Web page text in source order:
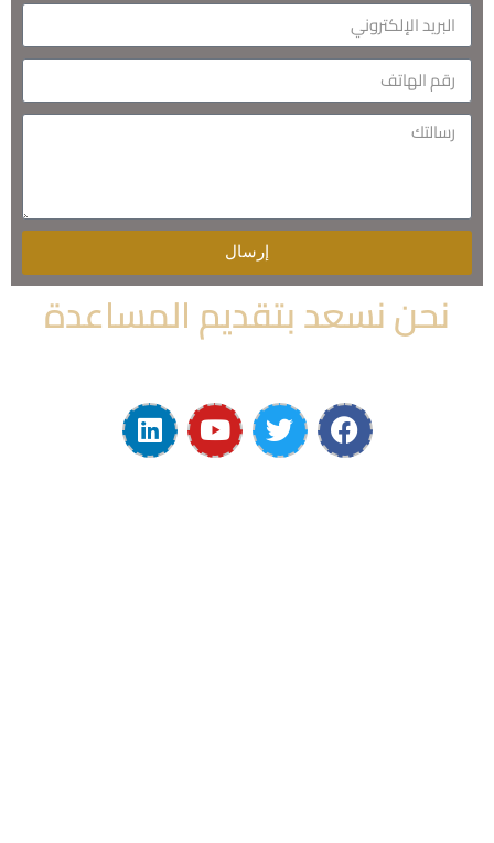
إرسال
نحن نسعد بتقديم المساعدة